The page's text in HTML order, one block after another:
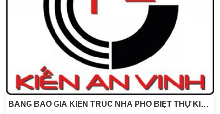
BẢNG BÁO GIÁ KIẾN TRÚC NHÀ PHỐ BIỆT THỰ KIẾN AN VINH